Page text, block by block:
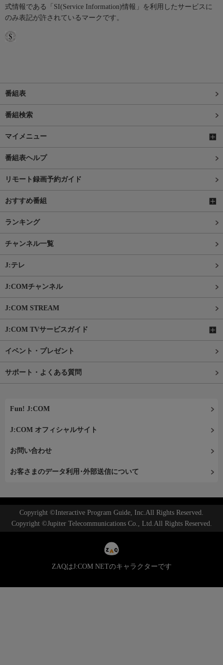
式情報である「SI(Service Information)情報」を利用したサービスに
のみ表記が許されているマークです。
番組表
番組検索
マイメニュー
番組表ヘルプ
リモート録画予約ガイド
おすすめ番組
ランキング
チャンネル一覧
J:テレ
J:COMチャンネル
J:COM STREAM
J:COM TVサービスガイド
イベント・プレゼント
サポート・よくある質問
Fun! J:COM
J:COM オフィシャルサイト
お問い合わせ
お客さまのデータ利用･外部送信について
Copyright ©Interactive Program Guide, Inc.All Rights Reserved.
Copyright ©Jupiter Telecommunications Co., Ltd.All Rights Reserved.
ZAQはJ:COM NETのキャラクターです